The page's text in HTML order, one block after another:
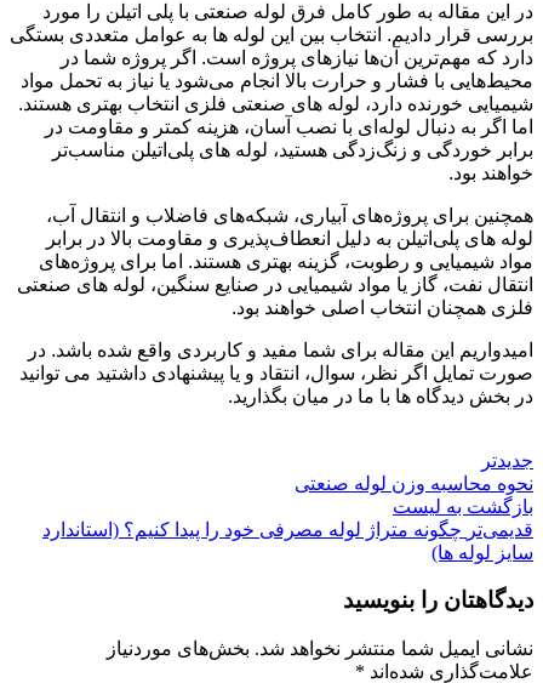
در این مقاله به طور کامل فرق لوله صنعتی با پلی اتیلن را مورد
بررسی قرار دادیم. انتخاب بین این لوله ها به عوامل متعددی بستگی
دارد که مهم‌ترین آن‌ها نیازهای پروژه است. اگر پروژه شما در
محیط‌هایی با فشار و حرارت بالا انجام می‌شود یا نیاز به تحمل مواد
شیمیایی خورنده دارد، لوله های صنعتی فلزی انتخاب بهتری هستند.
اما اگر به دنبال لوله‌ای با نصب آسان، هزینه کمتر و مقاومت در
برابر خوردگی و زنگ‌زدگی هستید، لوله های پلی‌اتیلن مناسب‌تر
خواهند بود.
همچنین برای پروژه‌های آبیاری، شبکه‌های فاضلاب و انتقال آب،
لوله های پلی‌اتیلن به دلیل انعطاف‌پذیری و مقاومت بالا در برابر
مواد شیمیایی و رطوبت، گزینه بهتری هستند. اما برای پروژه‌های
انتقال نفت، گاز یا مواد شیمیایی در صنایع سنگین، لوله های صنعتی
فلزی همچنان انتخاب اصلی خواهند بود.
امیدواریم این مقاله برای شما مفید و کاربردی واقع شده باشد. در
صورت تمایل اگر نظر، سوال، انتقاد و یا پیشنهادی داشتید می توانید
در بخش دیدگاه ها با ما در میان بگذارید.
جدیدتر
نحوه محاسبه وزن لوله صنعتی
بازگشت به لیست
قدیمی‌تر چگونه متراژ لوله مصرفی خود را پیدا کنیم؟ (استاندارد
سایز لوله‌ ها)
دیدگاهتان را بنویسید
نشانی ایمیل شما منتشر نخواهد شد. بخش‌های موردنیاز
علامت‌گذاری شده‌اند *